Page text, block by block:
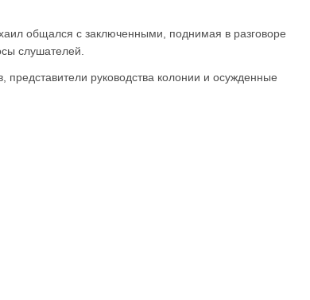
общался с заключенными, поднимая в разговоре
слушателей.
руководства колонии и осужденные